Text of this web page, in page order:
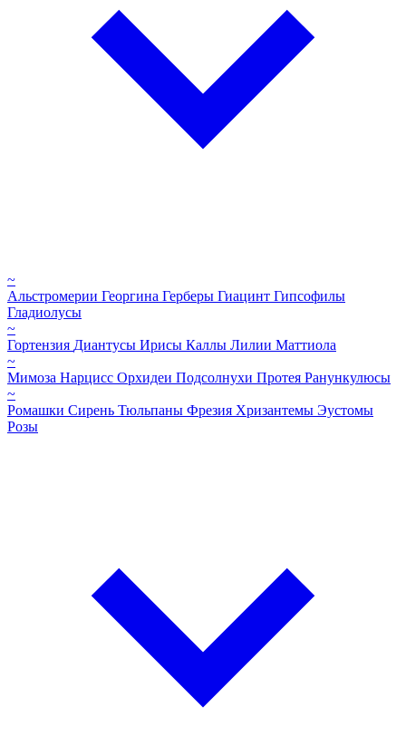
~
Альстромерии Георгина Герберы Гиацинт Гипсофилы
Гладиолусы
~
Гортензия Диантусы Ирисы Каллы Лилии Маттиола
~
Мимоза Нарцисс Орхидеи Подсолнухи Протея Ранункулюсы
~
Ромашки Сирень Тюльпаны Фрезия Хризантемы Эустомы
Розы